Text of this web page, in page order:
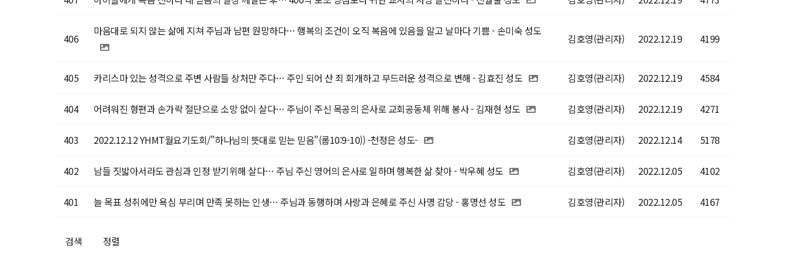
406
마음대로 되지 않는 삶에 지쳐 주님과 남편 원망하다… 행복의 조건이 오직 복음에 있음을 알고 날마다 기쁨 - 손미숙 성도
김호영(관리자) 2022.12.19 4199
405 카리스마 있는 성격으로 주변 사람들 상처만 주다… 주인 되어 산 죄 회개하고 부드러운 성격으로 변해 - 김효진 성도 김호영(관리자) 2022.12.19 4584
404 어려워진 형편과 손가락 절단으로 소망 없이 살다… 주님이 주신 목공의 은사로 교회공동체 위해 봉사 - 김재현 성도 김호영(관리자) 2022.12.19 4271
403 2022.12.12 YHMT월요기도회/"하나님의 뜻대로 믿는 믿음"(롬10:9-10)) -천정은 성도- 김호영(관리자) 2022.12.14 5178
402 남들 짓밟아서라도 관심과 인정 받기위해 살다… 주님 주신 영어의 은사로 일하며 행복한 삶 찾아 - 박우혜 성도 김호영(관리자) 2022.12.05 4102
401 늘 목표 성취에만 욕심 부리며 만족 못하는 인생… 주님과 동행하며 사랑과 은혜로 주신 사명 감당 - 홍명선 성도 김호영(관리자) 2022.12.05 4167
검색 정렬